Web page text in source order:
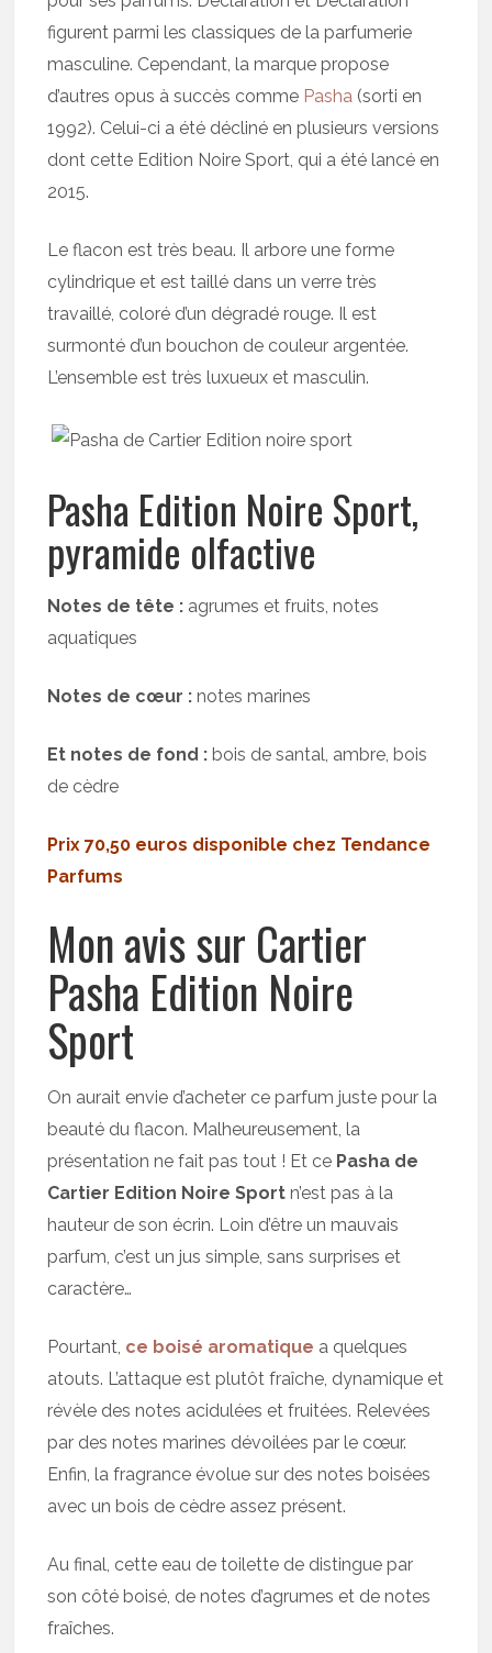
figurent parmi les classiques de la parfumerie
masculine. Cependant, la marque propose
d’autres opus à succès comme Pasha (sorti en
1992). Celui-ci a été décliné en plusieurs versions
dont cette Edition Noire Sport, qui a été lancé en
2015.
Le flacon est très beau. Il arbore une forme
cylindrique et est taillé dans un verre très
travaillé, coloré d’un dégradé rouge. Il est
surmonté d’un bouchon de couleur argentée.
L’ensemble est très luxueux et masculin.
Pasha Edition Noire Sport,
pyramide olfactive
Notes de tête : agrumes et fruits, notes
aquatiques
Notes de cœur : notes marines
Et notes de fond : bois de santal, ambre, bois
de cèdre
Prix 70,50 euros disponible chez Tendance
Parfums
Mon avis sur Cartier
Pasha Edition Noire
Sport
On aurait envie d’acheter ce parfum juste pour la
beauté du flacon. Malheureusement, la
présentation ne fait pas tout ! Et ce Pasha de
Cartier Edition Noire Sport n’est pas à la
hauteur de son écrin. Loin d’être un mauvais
parfum, c’est un jus simple, sans surprises et
caractère…
Pourtant, ce boisé aromatique a quelques
atouts. L’attaque est plutôt fraîche, dynamique et
révèle des notes acidulées et fruitées. Relevées
par des notes marines dévoilées par le cœur.
Enfin, la fragrance évolue sur des notes boisées
avec un bois de cèdre assez présent.
Au final, cette eau de toilette de distingue par
son côté boisé, de notes d’agrumes et de notes
fraîches.